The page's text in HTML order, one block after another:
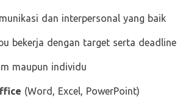
dan interpersonal yang baik
bekerja dengan target serta deadline
maupun individu
(Word, Excel, PowerPoint)